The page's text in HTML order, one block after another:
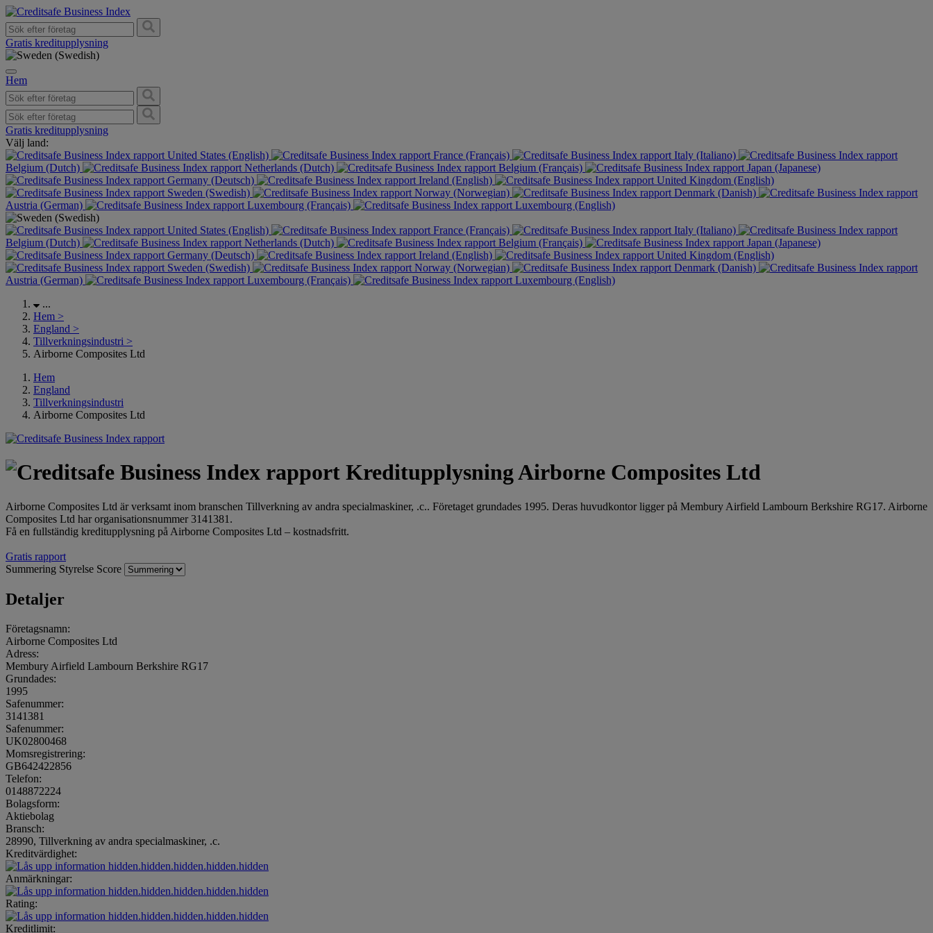
Gratis kreditupplysning
Hem
Gratis kreditupplysning
Välj land:
United States (English)
France (Français)
Italy (Italiano)
Belgium (Dutch)
Netherlands (Dutch) Belgium (Français)
Japan (Japanese)
Germany (Deutsch)
Ireland (English)
United Kingdom (English)
Sweden (Swedish)
Norway (Norwegian)
Denmark (Danish)
Austria (German)
Luxembourg (Français) Luxembourg (English)
United States (English) France (Français)
Italy (Italiano)
Belgium (Dutch)
Netherlands (Dutch) Belgium (Français)
Japan (Japanese)
Germany (Deutsch)
Ireland (English)
United Kingdom (English)
Sweden (Swedish)
Norway (Norwegian)
Denmark (Danish)
Austria (German)
Luxembourg (Français)
Luxembourg (English)
...
Hem >
England >
Tillverkningsindustri >
Airborne Composites Ltd
Hem
England
Tillverkningsindustri
Airborne Composites Ltd
Kreditupplysning Airborne Composites Ltd
Airborne Composites Ltd är verksamt inom branschen Tillverkning av andra specialmaskiner, .c.. Företaget grundades 1995. Deras huvudkontor ligger på Membury Airfield Lambourn Berkshire RG17. Airborne
Composites Ltd har organisationsnummer 3141381.
Få en fullständig kreditupplysning på Airborne Composites Ltd – kostnadsfritt.
Gratis rapport
Summering Styrelse Score
Detaljer
Företagsnamn:
Airborne Composites Ltd
Adress:
Membury Airfield Lambourn Berkshire RG17
Grundades:
1995
Safenummer:
3141381
Safenummer:
UK02800468
Momsregistrering:
GB642422856
Telefon:
0148872224
Bolagsform:
Aktiebolag
Bransch:
28990, Tillverkning av andra specialmaskiner, .c.
Kreditvärdighet:
hidden.hidden.hidden.hidden.hidden
Anmärkningar:
hidden.hidden.hidden.hidden.hidden
Rating:
hidden.hidden.hidden.hidden.hidden
Kreditlimit: